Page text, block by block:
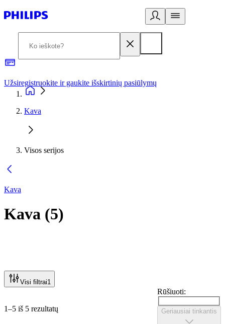
Užsiregistruokite ir gaukite išskirtinių pasiūlymų
Kava
Visos serijos
Kava
Kava (5)
Visi filtrai1
1–5 iš 5 rezultatų
Rūšiuoti:
Geriausiai tinkantis